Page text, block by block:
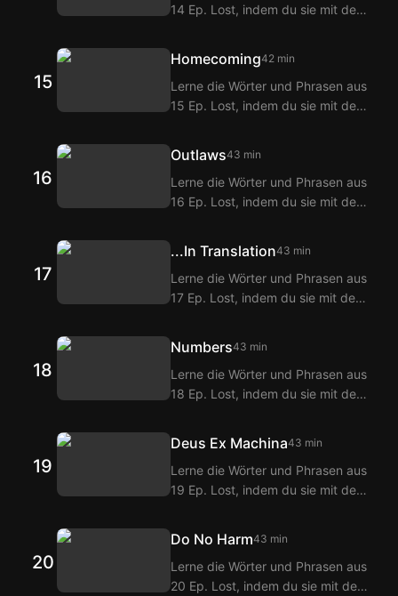
erhältst du Übersetzungen der
14 Ep. Lost, indem du sie mit den
Erweiterungen ansiehst! Mit der
Doppeltitel-Funktion von Langflix
erhältst du Übersetzungen der
15
Homecoming42 min
Lerne die Wörter und Phrasen aus
15 Ep. Lost, indem du sie mit den
Erweiterungen ansiehst! Mit der
Doppeltitel-Funktion von Langflix
erhältst du Übersetzungen der
16
Outlaws43 min
Lerne die Wörter und Phrasen aus
16 Ep. Lost, indem du sie mit den
Erweiterungen ansiehst! Mit der
Doppeltitel-Funktion von Langflix
erhältst du Übersetzungen der
17
...In Translation43 min
Lerne die Wörter und Phrasen aus
17 Ep. Lost, indem du sie mit den
Erweiterungen ansiehst! Mit der
Doppeltitel-Funktion von Langflix
erhältst du Übersetzungen der
18
Numbers43 min
Lerne die Wörter und Phrasen aus
18 Ep. Lost, indem du sie mit den
Erweiterungen ansiehst! Mit der
Doppeltitel-Funktion von Langflix
erhältst du Übersetzungen der
19
Deus Ex Machina43 min
Lerne die Wörter und Phrasen aus
19 Ep. Lost, indem du sie mit den
Erweiterungen ansiehst! Mit der
Doppeltitel-Funktion von Langflix
erhältst du Übersetzungen der
20
Do No Harm43 min
Lerne die Wörter und Phrasen aus
20 Ep. Lost, indem du sie mit den